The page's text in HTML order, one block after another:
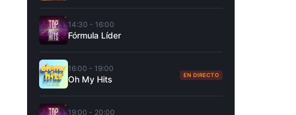
14:30 - 16:00
Fórmula Líder
16:00 - 19:00
Oh My Hits EN DIRECTO
19:00 - 20:00